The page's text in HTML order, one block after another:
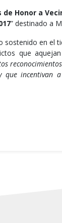
de Honor a
” destinado a
en el
que
incentivan